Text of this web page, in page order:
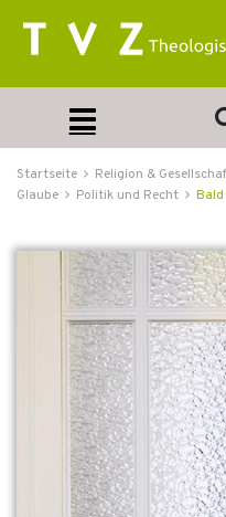
Startseite Religion &
Glaube
Politik und Recht